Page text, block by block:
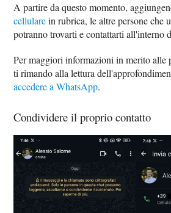
A partire da questo momento,
cellularein rubrica, le altre persone che
potranno trovarti e contattarti all'interno
Per maggiori informazioni in merito alle
ti rimando alla lettura
accedere a WhatsApp.
Condividere il proprio contatto